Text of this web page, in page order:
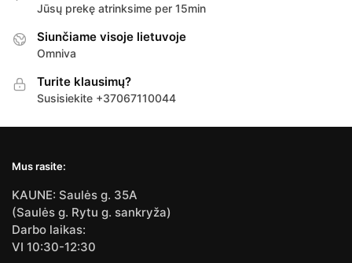
Jūsų prekę atrinksime per 15min
Siunčiame visoje lietuvoje
Omniva
Turite klausimų?
Susisiekite +37067110044
Mus rasite:
KAUNE: Saulės g. 35A
(Saulės g. Rytu g. sankryža)
Darbo laikas:
VI 10:30-12:30